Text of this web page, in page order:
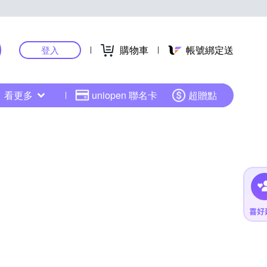
登入 購物車 帳號綁定送
看更多 uniopen 聯名卡 超贈點